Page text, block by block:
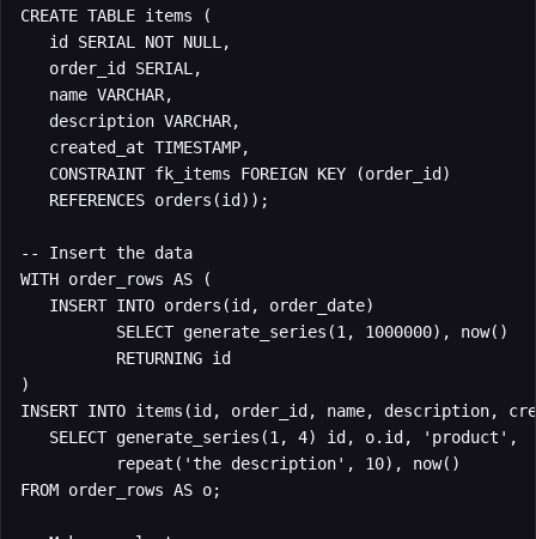
CREATE TABLE items (
   id SERIAL NOT NULL,
   order_id SERIAL,
   name VARCHAR,
   description VARCHAR,
   created_at TIMESTAMP,
   CONSTRAINT fk_items FOREIGN KEY (order_id)
   REFERENCES orders(id));
-- Insert the data
WITH order_rows AS (
   INSERT INTO orders(id, order_date)
          SELECT generate_series(1, 1000000), now()
          RETURNING id
)
INSERT INTO items(id, order_id, name, description,
   SELECT generate_series(1, 4) id, o.id, 'product',
          repeat('the description', 10), now()
FROM order_rows AS o;